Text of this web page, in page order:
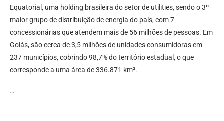
Equatorial, uma holding brasileira do setor de utilities, sendo o 3º
maior grupo de distribuição de energia do país, com 7
concessionárias que atendem mais de 56 milhões de pessoas. Em
Goiás, são cerca de 3,5 milhões de unidades consumidoras em
237 municípios, cobrindo 98,7% do território estadual, o que
corresponde a uma área de 336.871 km².
…